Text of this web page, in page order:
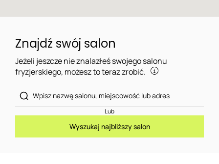
Znajdź swój salon
Jeżeli jeszcze nie znalazłeś swojego salonu
fryzjerskiego, możesz to teraz zrobić.
Lub
Wyszukaj najbliższy salon